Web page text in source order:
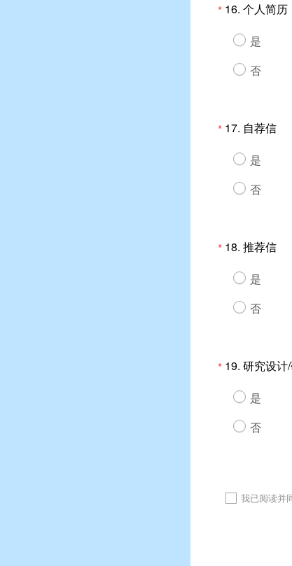
* 16. 个人简历
是
否
* 17. 自荐信
是
否
* 18. 推荐信
是
否
* 19. 研究设计
是
否
我已阅读并